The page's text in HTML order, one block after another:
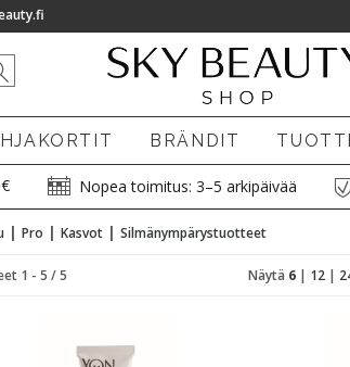
BRÄNDIT
Nopea toimitus: 3–5 arkipäivää
| Pro | Kasvot | Silmänympärystuotteet
1 - 5 / 5 Näytä 6| 12|